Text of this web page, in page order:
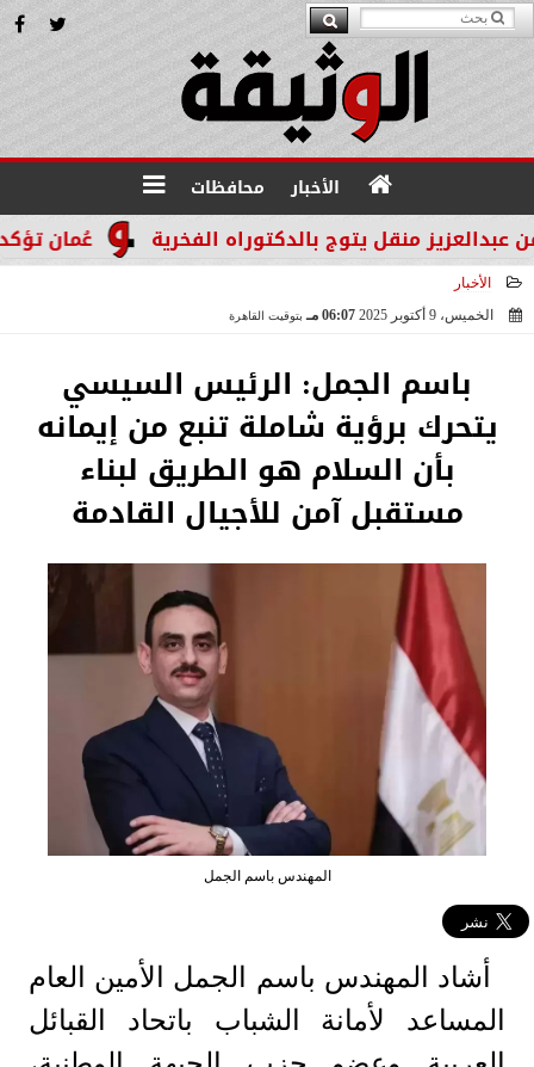
الأخبار محافظات
عُمان تؤكد منقل يتوج بالدكتوراه الفخرية
الأخبار
الخميس، 9 أكتوبر 2025
06:07 مـ بتوقيت القاهرة
باسم الجمل: الرئيس السيسي
يتحرك برؤية شاملة تنبع من إيمانه
بأن السلام هو الطريق لبناء
مستقبل آمن للأجيال القادمة
المهندس باسم الجمل
أشاد المهندس باسم الجمل الأمين العام
المساعد لأمانة الشباب باتحاد القبائل